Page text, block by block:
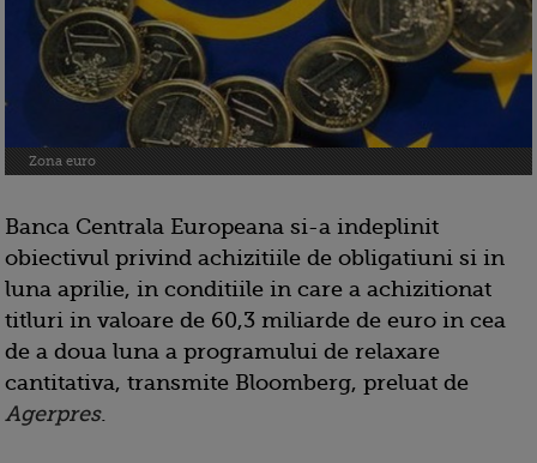
Zona euro
Banca Centrala Europeana si-a indeplinit
obiectivul privind achizitiile de obligatiuni si in
luna aprilie, in conditiile in care a achizitionat
titluri in valoare de 60,3 miliarde de euro in cea
de a doua luna a programului de relaxare
cantitativa, transmite Bloomberg, preluat de
Agerpres.